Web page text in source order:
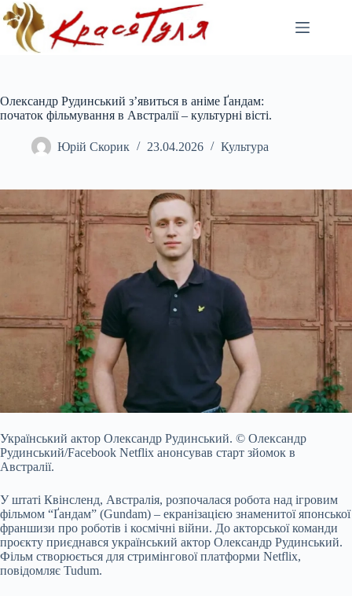
Перейти
до
вмісту
Олександр Рудинський з’явиться в аніме Ґандам:
початок фільмування в Австралії – культурні вісті.
Юрій Скорик 23.04.2026 Культура
Український актор Олександр Рудинський. © Олександр
Рудинський/Facebook Netflix анонсував старт зйомок в
Австралії.
У штаті Квінсленд, Австралія, розпочалася робота над ігровим
фільмом “Ґандам” (Gundam) – екранізацією знаменитої японської
франшизи про роботів і космічні війни. До акторської команди
проєкту приєднався український актор Олександр Рудинський.
Фільм створюється для стримінгової платформи Netflix,
повідомляє Tudum.